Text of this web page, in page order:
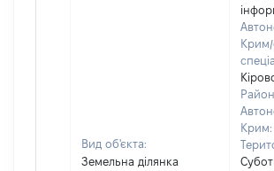
Вид об'єкта:
Земельна ділянка
Крим/
Крим: